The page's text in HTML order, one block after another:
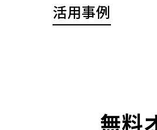
活用事例
無料